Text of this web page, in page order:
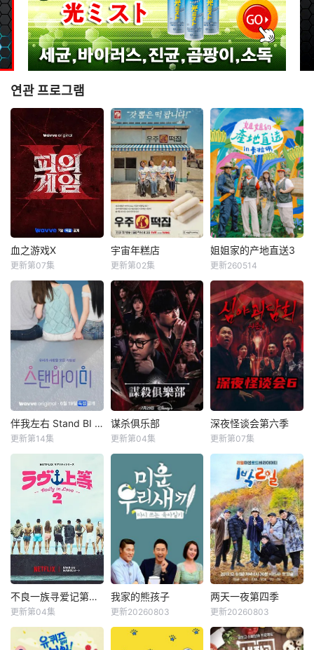
연관 프로그램
血之游戏X
???
&nbsp;&nbsp;&nb
sp;&nbsp;&nbsp;&
nbsp;&nbsp;&nbs
p;一场极限生存游
戏，在脑力和体力
最强的玩家之间回
血之游戏X
更新第07集
宇宙年糕店
李泳知
&nbsp;&nbsp;&nb
sp;&nbsp;&nbsp;&
nbsp;&nbsp;&nbs
p;《Biong Biong地
球游戏厅》衍生综
艺
宇宙年糕店
更新第02集
姐姐家的产地直送3
金珍荣
姐姐家的产地直送3
更新260514
伴我左右 Stand BI Me
&nbsp;&nbsp;&nb
sp;&nbsp;&nbsp;&
nbsp;&nbsp;&nbs
p;&nbsp;&nbsp;&n
部性别盲选约会真
人秀，展现多样爱
情的可能性。 他爱
她，他爱他，她爱
她。 是兄弟，是姐
妹，是情敌。 今天
爱男人明天爱女
天是恋人。
伴我左右 Stand BI Me
更新第14集
谋杀俱乐部
&nbsp;&nbsp;&nb
sp;&nbsp;&nbsp;&
nbsp;&nbsp;&nbs
Faker、东方神起
的最强昌珉、TXT
的杋圭等神级阵容
破天荒集结，同场
大玩推理游戏！面
对真真假假的线索
博弈，究竟谁能揭
谋杀俱乐部
更新第04集
深夜怪谈会第六季
金浩英
深夜怪谈会第六季
更新第07集
不良一族寻爱记第二季
永野
不良一族寻爱记第二季
更新第04集
我家的熊孩子
韩惠轸
我家的熊孩子
更新20260803
两天一夜第四季
Se-yoon
两天一夜第四季
更新20260803